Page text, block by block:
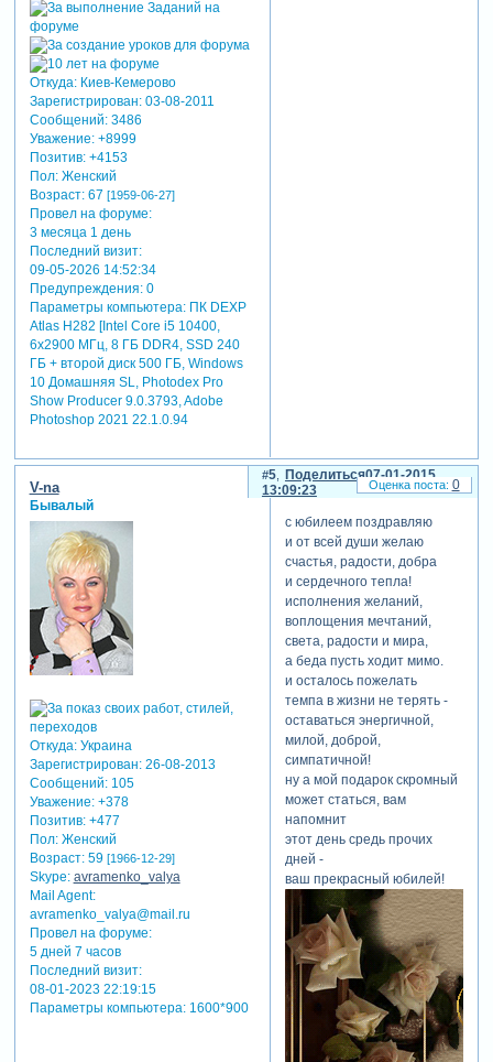
Откуда:Киев-Кемерово
Зарегистрирован: 03-08-2011
Сообщений:3486
Уважение: +8999
Позитив: +4153
Пол:Женский
Возраст:67 [1959-06-27]
Провел на форуме:
3 месяца 1 день
Последний визит:
09-05-2026 14:52:34
Предупреждения:0
Параметры компьютера:ПК DEXP
Atlas H282 [Intel Core i5 10400,
6x2900 МГц, 8 ГБ DDR4, SSD 240
ГБ + второй диск 500 ГБ, Windows
10 Домашняя SL, Photodex Pro
Show Producer 9.0.3793, Adobe
Photoshop 2021 22.1.0.94
Поделиться
5
07-01-2015
13:09:23
V-na
Бывалый
Откуда:Украина
Зарегистрирован: 26-08-2013
Сообщений:105
Уважение: +378
Позитив: +477
Пол:Женский
Возраст:59 [1966-12-29]
Skype: avramenko_valya
Mail Agent:
avramenko_valya@mail.ru
Провел на форуме:
5 дней 7 часов
Последний визит:
08-01-2023 22:19:15
Параметры компьютера:1600*900
с юбилеем поздравляю
и от всей души желаю
счастья, радости, добра
и сердечного тепла!
исполнения желаний,
воплощения мечтаний,
света, радости и мира,
а беда пусть ходит мимо.
и осталось пожелать
темпа в жизни не терять -
оставаться энергичной,
милой, доброй,
симпатичной!
ну а мой подарок скромный
может статься, вам
напомнит
этот день средь прочих
дней -
ваш прекрасный юбилей!
0